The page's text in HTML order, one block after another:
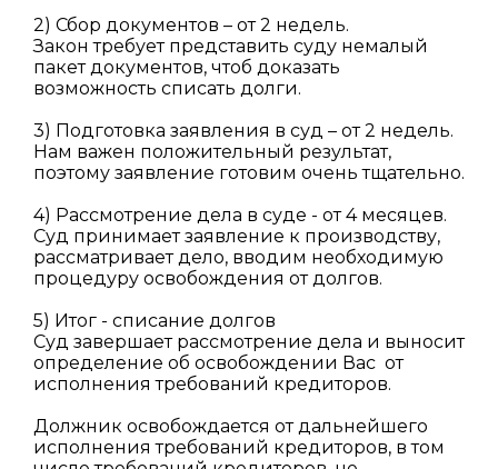
2) Сбор документов – от 2 недель.
Закон требует представить суду немалый
пакет документов, чтоб доказать
возможность списать долги.
3) Подготовка заявления в суд – от 2 недель.
Нам важен положительный результат,
поэтому заявление готовим очень тщательно.
4) Рассмотрение дела в суде - от 4 месяцев.
Суд принимает заявление к производству,
рассматривает дело, вводим необходимую
процедуру освобождения от долгов.
5) Итог - списание долгов
Суд завершает рассмотрение дела и выносит
определение об освобождении Вас от
исполнения требований кредиторов.
Должник освобождается от дальнейшего
исполнения требований кредиторов, в том